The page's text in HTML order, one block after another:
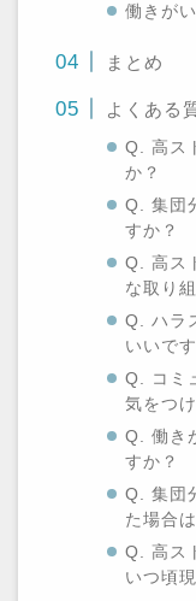
働きが
まとめ
よくある
Q. 高ス
か？
Q. 集団
すか？
Q. 高ス
な取り
Q. ハラ
いいで
Q. コミ
気をつ
Q. 働き
すか？
Q. 集団
た場合は
Q. 高ス
いつ頃